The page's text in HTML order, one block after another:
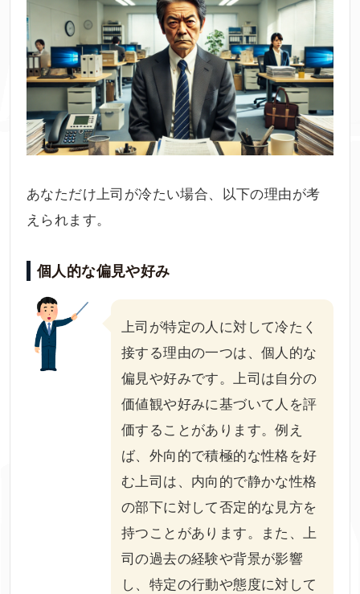
あなただけ上司が冷たい場合、以下の理由が考
えられます。
個人的な偏見や好み
上司が特定の人に対して冷たく
接する理由の一つは、個人的な
偏見や好みです。上司は自分の
価値観や好みに基づいて人を評
価することがあります。例え
ば、外向的で積極的な性格を好
む上司は、内向的で静かな性格
の部下に対して否定的な見方を
持つことがあります。また、上
司の過去の経験や背景が影響
し、特定の行動や態度に対して